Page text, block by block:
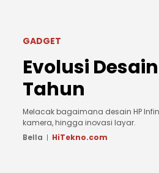
GADGET
Evolusi
Tahun
Melacak bagaimana desain HP
kamera, hingga inovasi layar.
Bella
HiTekno.com